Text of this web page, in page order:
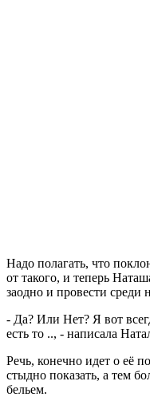
Надо полагать, что
от такого, и теперь
заодно и провести среди
- Да? Или Нет? Я вот
есть то .., - написала
Речь, конечно идет о её
стыдно показать, а тем
бельем.